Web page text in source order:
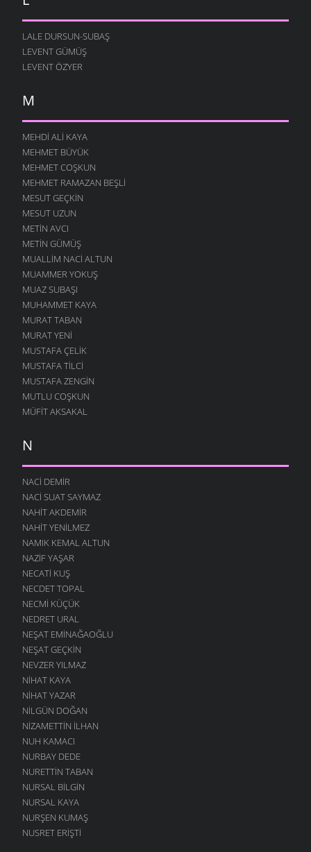
LALE DURSUN-SUBAŞ
LEVENT GÜMÜŞ
LEVENT ÖZYER
M
MEHDI ALI KAYA
MEHMET BÜYÜK
MEHMET COŞKUN
MEHMET RAMAZAN BEŞLI
MESUT GEÇKIN
MESUT UZUN
METIN AVCI
METIN GÜMÜŞ
MUALLIM NACI ALTUN
MUAMMER YOKUŞ
MUAZ SUBAŞI
MUHAMMET KAYA
MURAT TABAN
MURAT YENI
MUSTAFA ÇELIK
MUSTAFA TILCI
MUSTAFA ZENGIN
MUTLU COŞKUN
MÜFIT AKSAKAL
N
NACI DEMIR
NACI SUAT SAYMAZ
NAHIT AKDEMIR
NAHIT YENILMEZ
NAMIK KEMAL ALTUN
NAZIF YAŞAR
NECATI KUŞ
NECDET TOPAL
NECMI KÜÇÜK
NEDRET URAL
NEŞAT EMINAĞAOĞLU
NEŞAT GEÇKIN
NEVZER YILMAZ
NIHAT KAYA
NIHAT YAZAR
NILGÜN DOĞAN
NIZAMETTIN İLHAN
NUH KAMACI
NURBAY DEDE
NURETTIN TABAN
NURSAL BILGIN
NURSAL KAYA
NURŞEN KUMAŞ
NUSRET ERIŞTI